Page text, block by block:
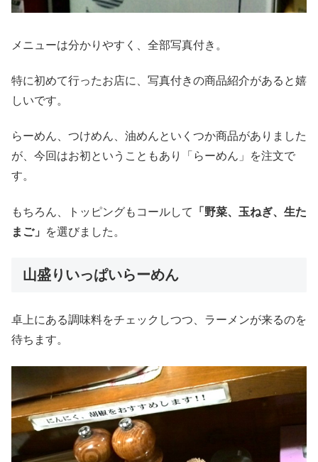
メニューは分かりやすく、全部写真付き。
特に初めて行ったお店に、写真付きの商品紹介があると嬉
しいです。
らーめん、つけめん、油めんといくつか商品がありました
が、今回はお初ということもあり「らーめん」を注文で
す。
もちろん、トッピングもコールして
「野菜、玉ねぎ、生た
まご」
を選びました。
山盛りいっぱいらーめん
卓上にある調味料をチェックしつつ、ラーメンが来るのを
待ちます。